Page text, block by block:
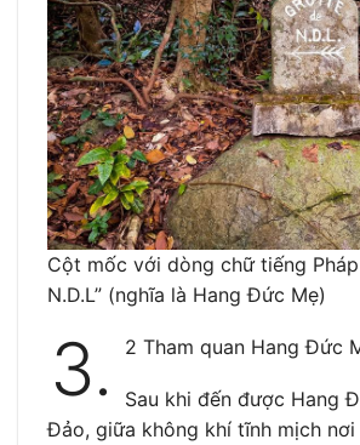
Cột mốc với dòng chữ tiếng
N.D.L” (nghĩa là Hang Đức Mẹ)
3. 2 Tham quan Hang Đức
Sau khi đến được Hang
Đảo, giữa không khí tĩnh mịch nơi